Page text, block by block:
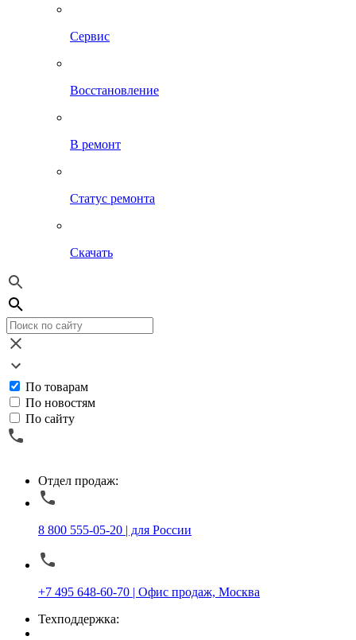
Сервис
Восстановление
В ремонт
Статус ремонта
Скачать
По товарам
По новостям
По сайту
Отдел продаж:
8 800 555-05-20 | для России
+7 495 648-60-70 | Офис продаж, Москва
Техподдержка: